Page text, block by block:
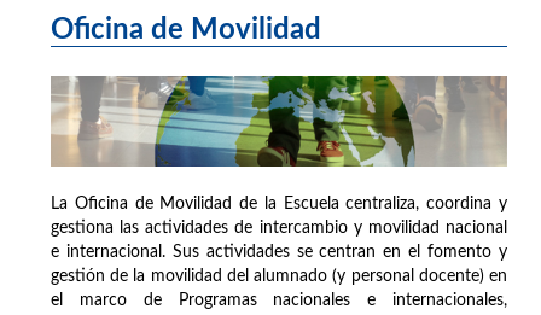
Oficina de Movilidad
La Oficina de Movilidad de la Escuela centraliza, coordina y
gestiona las actividades de intercambio y movilidad nacional
e internacional. Sus actividades se centran en el fomento y
gestión de la movilidad del alumnado (y personal docente) en
el marco de Programas nacionales e internacionales,